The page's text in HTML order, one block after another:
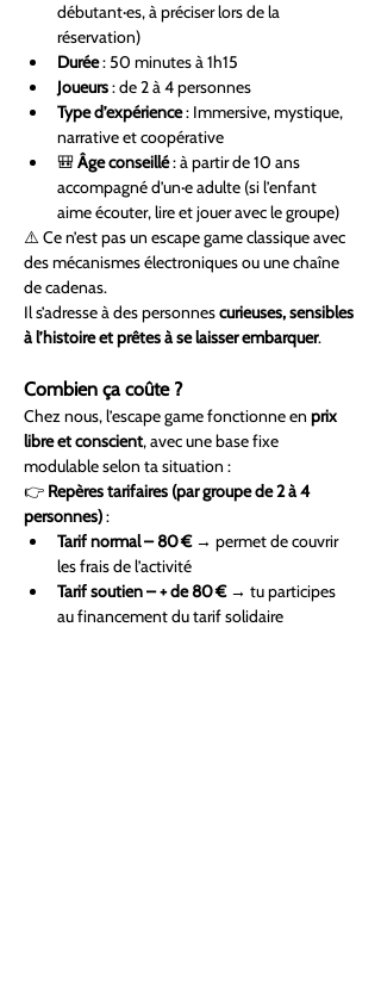
débutant·es, à préciser lors de la
réservation)
Durée : 50 minutes à 1h15
Joueurs : de 2 à 4 personnes
Type d’expérience : Immersive, mystique,
narrative et coopérative
🎒 Âge conseillé : à partir de 10 ans
accompagné d’un·e adulte (si l’enfant
aime écouter, lire et jouer avec le groupe)
⚠️ Ce n’est pas un escape game classique avec
des mécanismes électroniques ou une chaîne
de cadenas.
Il s’adresse à des personnes curieuses, sensibles
à l’histoire et prêtes à se laisser embarquer.
Combien ça coûte ?
Chez nous, l’escape game fonctionne en prix
libre et conscient, avec une base fixe
modulable selon ta situation :
👉 Repères tarifaires (par groupe de 2 à 4
personnes) :
Tarif normal – 80 € → permet de couvrir
les frais de l’activité
Tarif soutien – + de 80 € → tu participes
au financement du tarif solidaire